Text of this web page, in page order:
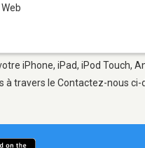
Web
iPhone, iPad, iPod Touch,
travers le Contactez-nous